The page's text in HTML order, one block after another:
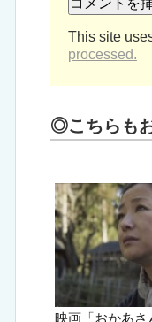
This site
processed.
◎こちらも
映画「おかあさ